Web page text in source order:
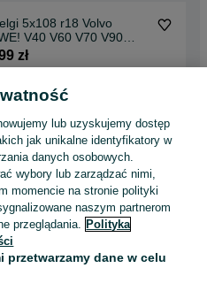
5x108 r18 Volvo
V40 V60 V70 V90
S60 V50 S80
zł
Ursus
5x112 r17 NOWE!
BMW G11 G11N G12
G30 G31 G32
zł
Ursus
dnia 06 sierpnia 2026
lub uzyskujemy dostęp
jak unikalne identyfikatory w
danych osobowych.
wybory lub zarządzać nimi,
momencie na stronie polityki
naszym partnerom
przeglądania. Polityka
przetwarzamy dane w celu